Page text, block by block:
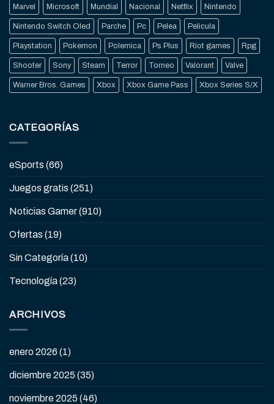
Marvel Microsoft Mundial Nacional Netflix Nintendo
Nintendo Switch Oled Parche Pc Pelea Pelicula
Playstation Pokemon Polemica Ps Plus Riot games Rpg
Shooter Sony Steam Terror Torneo Valorant Valve
Warner Bros. Games Xbox Xbox Game Pass Xbox Series S/X
CATEGORÍAS
eSports (66)
Juegos gratis (251)
Noticias Gamer(910)
Ofertas (19)
Sin Categoría(10)
Tecnología(23)
ARCHIVOS
enero 2026 (1)
diciembre 2025 (35)
noviembre 2025 (46)